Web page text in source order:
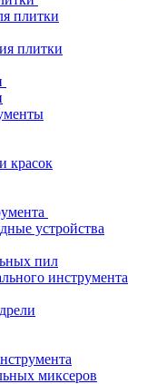
плитки
плитки
красок
устройства
пил
инструмента
миксеров